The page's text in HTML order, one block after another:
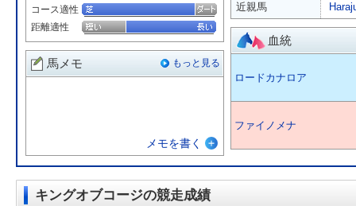
コース適性
距離適性
馬メモ もっと見る
メモを書く
近親馬
血統
ロードカナロア
ファイノメナ
キングオブコージの競走成績